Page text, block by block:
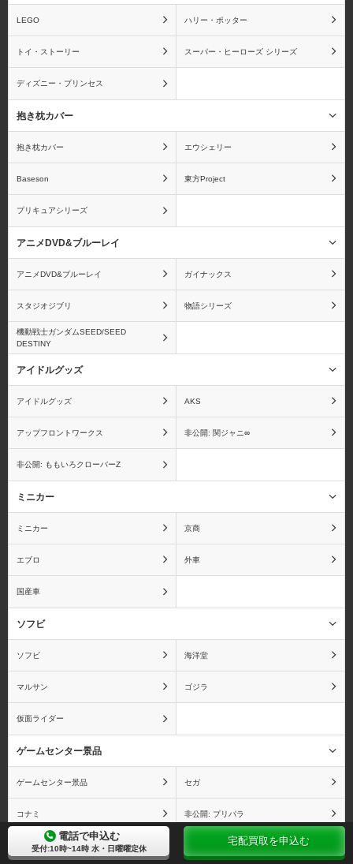
ウィッチブレイド ウサビッチ
うたの☆プリンスさまっ
宇宙戦艦ヤマト
海物語
ウルトラマン
オーディンスフィア おジャ魔女どれみ
おそ松さん おねがい☆ティーチャー
LEGO ハリー・ポッター
トイ・ストーリー スーパー・ヒーローズ シリーズ
ディズニー・プリンセス
抱き枕カバー
抱き枕カバー エウシェリー
Baseson 東方Project
プリキュアシリーズ
アニメDVD&ブルーレイ
アニメDVD&ブルーレイ ガイナックス
スタジオジブリ 物語シリーズ
機動戦士ガンダムSEED/SEED
DESTINY
アイドルグッズ
アイドルグッズ AKS
アップフロントワークス 非公開: 関ジャニ∞
非公開: ももいろクローバーZ
ミニカー
ミニカー 京商
エブロ 外車
国産車
ソフビ
ソフビ 海洋堂
マルサン ゴジラ
仮面ライダー
ゲームセンター景品
ゲームセンター景品 セガ
コナミ 非公開: プリパラ
ねこあつめ
電話で申込む
受付:10時~14時 水・日曜曜定休
宅配買取を申込む